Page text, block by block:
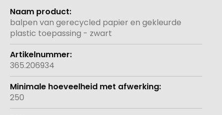
Meer
informatie
balpen van gerecycled papier en gekleurde
plastic toepassing - zwart
365.206934
250